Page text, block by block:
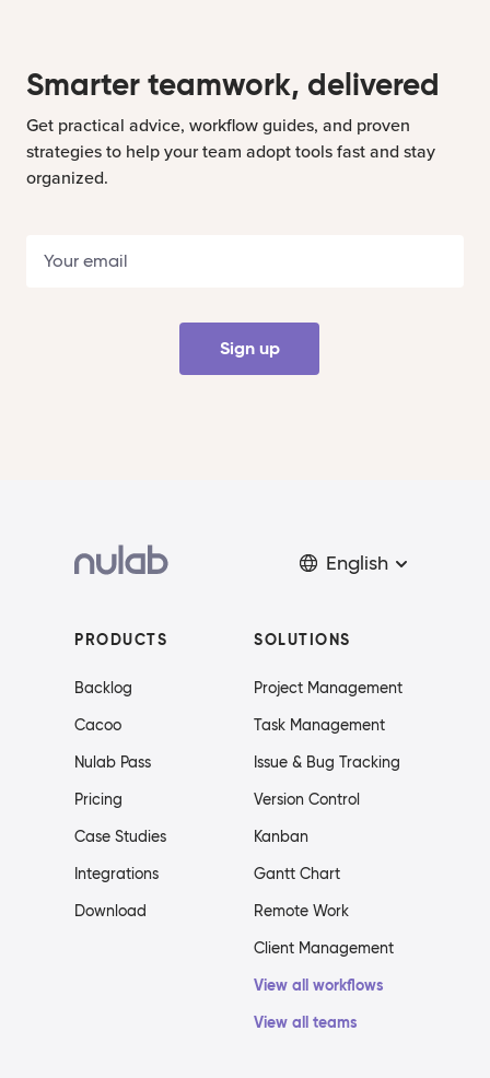
Smarter teamwork, delivered
Get practical advice, workflow guides, and proven
strategies to help your team adopt tools fast and stay
organized.
Sign up
English
PRODUCTS
Backlog
Cacoo
Nulab Pass
Pricing
Case Studies
Integrations
Download
SOLUTIONS
Project Management
Task Management
Issue & Bug Tracking
Version Control
Kanban
Gantt Chart
Remote Work
Client Management
View all workflows
View all teams